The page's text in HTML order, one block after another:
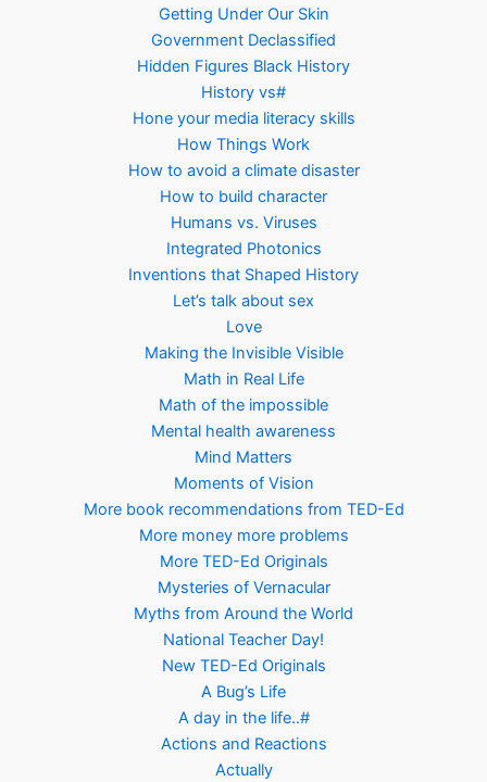
Getting Under Our Skin
Government Declassified
Hidden Figures Black History
History vs#
Hone your media literacy skills
How Things Work
How to avoid a climate disaster
How to build character
Humans vs. Viruses
Integrated Photonics
Inventions that Shaped History
Let’s talk about sex
Love
Making the Invisible Visible
Math in Real Life
Math of the impossible
Mental health awareness
Mind Matters
Moments of Vision
More book recommendations from TED-Ed
More money more problems
More TED-Ed Originals
Mysteries of Vernacular
Myths from Around the World
National Teacher Day!
New TED-Ed Originals
A Bug’s Life
A day in the life..#
Actions and Reactions
Actually